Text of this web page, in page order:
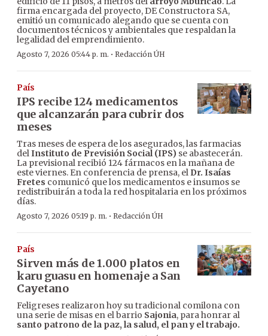
firma encargada del proyecto, DE Constructora SA,
emitió un comunicado alegando que se cuenta con
documentos técnicos y ambientales que respaldan la
legalidad del emprendimiento.
Agosto 7, 2026 05:44 p. m. · Redacción ÚH
País
IPS recibe 124 medicamentos
que alcanzarán para cubrir dos
meses
Tras meses de espera de los asegurados, las farmacias
delInstituto de Previsión Social (IPS) se abastecerán.
La previsional recibió 124 fármacos en la mañana de
este viernes. En conferencia de prensa, el Dr. Isaías
Fretes comunicó que los medicamentos e insumos se
redistribuirán a toda la red hospitalaria en los próximos
días.
Agosto 7, 2026 05:19 p. m. · Redacción ÚH
País
Sirven más de 1.000 platos en
karu guasu en homenaje a San
Cayetano
Feligreses realizaron hoy su tradicional comilona con
una serie de misas en el barrio Sajonia, para honrar al
santo patrono de la paz, la salud, el pan y el trabajo.